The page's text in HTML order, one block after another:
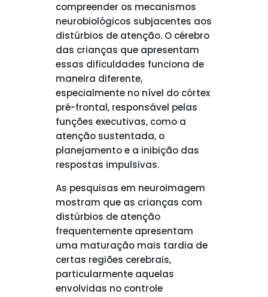
compreender os mecanismos
neurobiológicos subjacentes aos
distúrbios de atenção. O cérebro
das crianças que apresentam
essas dificuldades funciona de
maneira diferente,
especialmente no nível do córtex
pré-frontal, responsável pelas
funções executivas, como a
atenção sustentada, o
planejamento e a inibição das
respostas impulsivas.
As pesquisas em neuroimagem
mostram que as crianças com
distúrbios de atenção
frequentemente apresentam
uma maturação mais tardia de
certas regiões cerebrais,
particularmente aquelas
envolvidas no controle